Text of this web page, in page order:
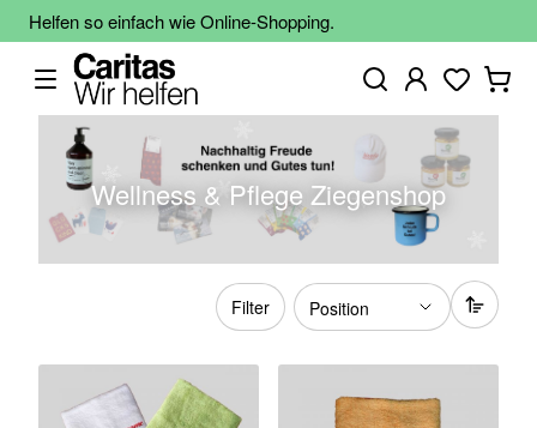
Helfen so einfach wie Online-Shopping.
Wellness & Pflege Ziegenshop
Filter